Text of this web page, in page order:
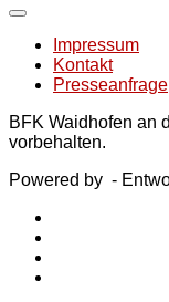
Impressum
Kontakt
Presseanfrage
BFK Waidhofen an
vorbehalten.
Powered by -